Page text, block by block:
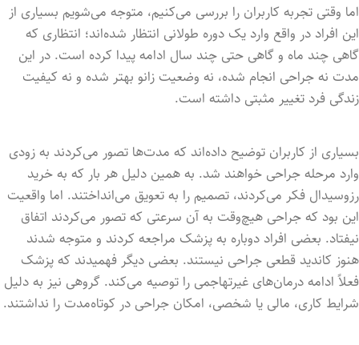
اما وقتی تجربه کاربران را بررسی می‌کنیم، متوجه می‌شویم بسیاری از
این افراد در واقع وارد یک دوره طولانی انتظار شده‌اند؛ انتظاری که
گاهی چند ماه و گاهی حتی چند سال ادامه پیدا کرده است. در این
مدت نه جراحی انجام شده، نه وضعیت زانو بهتر شده و نه کیفیت
زندگی فرد تغییر مثبتی داشته است.
بسیاری از کاربران توضیح داده‌اند که مدت‌ها تصور می‌کردند به زودی
وارد مرحله جراحی خواهند شد. به همین دلیل هر بار که به خرید
رزوسیدال فکر می‌کردند، تصمیم را به تعویق می‌انداختند. اما واقعیت
این بود که جراحی هیچ‌وقت به آن سرعتی که تصور می‌کردند اتفاق
نیفتاد. بعضی افراد دوباره به پزشک مراجعه کردند و متوجه شدند
هنوز کاندید قطعی جراحی نیستند. بعضی دیگر فهمیدند که پزشک
فعلاً ادامه درمان‌های غیرتهاجمی را توصیه می‌کند. گروهی نیز به دلیل
شرایط کاری، مالی یا شخصی، امکان جراحی در کوتاه‌مدت را نداشتند.